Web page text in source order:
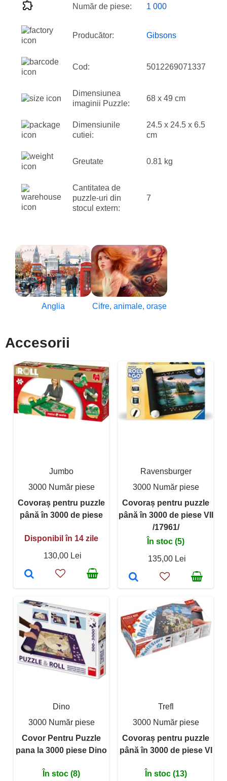
Număr de piese: 1 000
Producător: Gibsons
Cod: 5012269071337
Dimensiunea
imaginii Puzzle:
68 x 49 cm
Dimensiunile
cutiei:
24.5 x 24.5 x 6.5
cm
Greutate 0.81 kg
Cantitatea de
puzzle-uri din
stocul extern:
7
Anglia Cifre, animale, orașe
Accesorii
Jumbo
3000 Număr piese
Covoraș pentru puzzle
până în 3000 de piese
Disponibil în 14 zile
130,00 Lei
Ravensburger
3000 Număr piese
Covoraș pentru puzzle
până în 3000 de piese VII
/17961/
În stoc (5)
135,00 Lei
Dino
3000 Număr piese
Covor Pentru Puzzle
pana la 3000 piese Dino
În stoc (8)
Trefl
3000 Număr piese
Covoraș pentru puzzle
până în 3000 de piese VI
În stoc (13)